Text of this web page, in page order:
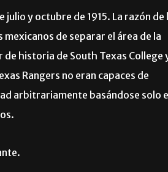
julio y octubre de 1915. La razón de
de separar el área de la
historia de South Texas College
Rangers no eran capaces de
arbitrariamente basándose solo